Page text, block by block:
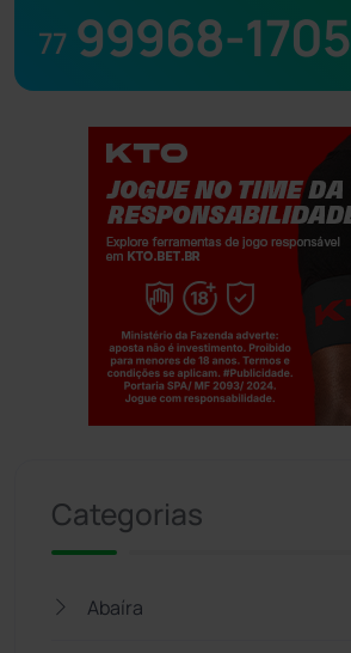
77 99968-1705
Categorias
Abaíra